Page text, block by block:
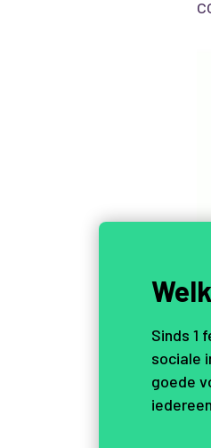
Sinds 1
sociale
goede